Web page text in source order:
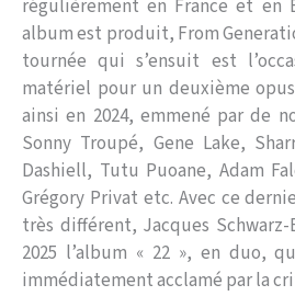
régulièrement en France et en
album est produit, From
tournée qui s’ensuit est
matériel pour un deuxième
ainsi en 2024, emmené par de
Sonny Troupé, Gene Lake,
Dashiell, Tutu Puoane, Adam
Grégory Privat etc. Avec ce
très différent, Jacques
2025 l’album « 22 », en duo,
immédiatement acclamé par la